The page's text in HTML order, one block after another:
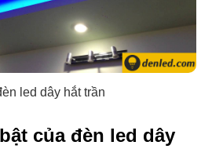
led dây hắt trần
của đèn led dây